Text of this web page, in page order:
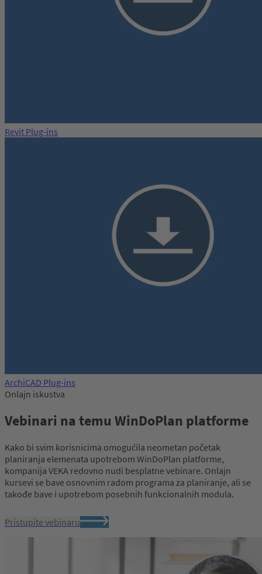
Revit Plug-ins
ArchiCAD Plug-ins
Onlajn iskustva
Vebinari na temu WinDoPlan platforme
Kako bi svim korisnicima omogućila neometan početak
planiranja elemenata upotrebom WinDoPlan platforme,
kompanija VEKA redovno nudi besplatne vebinare. Onlajn
kursevi se bave osnovnim radom programa za planiranje, ali se
takođe bave i upotrebom posebnih funkcionalnih modula.
Pristupite vebinaru